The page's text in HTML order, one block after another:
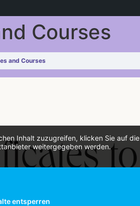
Courses
and Courses
Inhalt zuzugreifen, klicken Sie auf die
weitergegeben werden.
entsperren